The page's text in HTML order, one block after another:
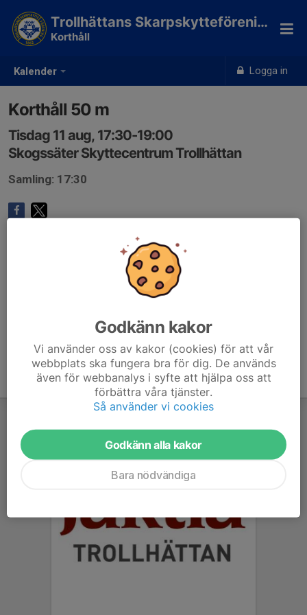
Kalender Logga in
Trollhättans Skarpskytteförening
Korthåll
Korthåll 50 m
Tisdag 11 aug, 17:30-19:00
Skogssäter Skyttecentrum Trollhättan
Samling: 17:30
Anmälan är öppen för gruppens medlemmar.
Godkänn kakor
Vi använder oss av kakor (cookies) för att vår
webbplats ska fungera bra för dig. De används
även för webbanalys i syfte att hjälpa oss att
förbättra våra tjänster.
Så använder vi cookies
Godkänn alla kakor
Bara nödvändiga